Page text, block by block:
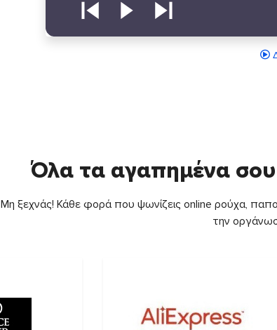
Όλα τα αγαπημένα
Μη ξεχνάς! Κάθε φορά που ψωνίζεις online ρούχα,
την